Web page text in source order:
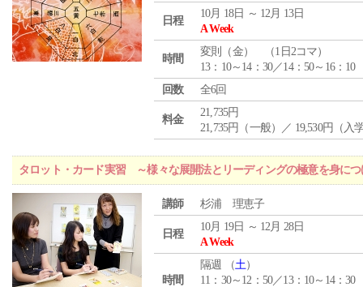
日程
10月 18日 ～ 12月 13日
A Week
時間
変則（金） （1日2コマ）
13：10～14：30／14：50～16：10
回数
全6回
料金
21,735円
21,735円（一般）／ 19,530円（入
タロット・カード実習 ～様々な展開法とリーディングの極意を身につ
講師 杉浦 理恵子
日程
10月 19日 ～ 12月 28日
A Week
時間
隔週 （土）
11：30～12：50／13：10～14：30